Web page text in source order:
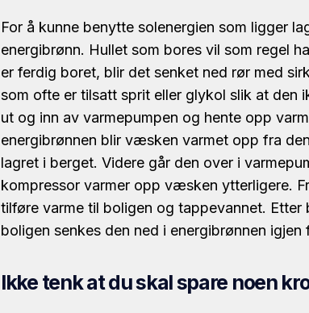
For å kunne benytte solenergien som ligger
energibrønn. Hullet som bores vil som regel
er ferdig boret, blir det senket ned rør med
som ofte er tilsatt sprit eller glykol slik at den
ut og inn av varmepumpen og hente opp
energibrønnen blir væsken varmet opp fra
lagret i berget. Videre går den over i
kompressor varmer opp væsken ytterligere.
tilføre varme til boligen og tappevannet.
boligen senkes den ned i energibrønnen
Ikke tenk at du skal spare noen